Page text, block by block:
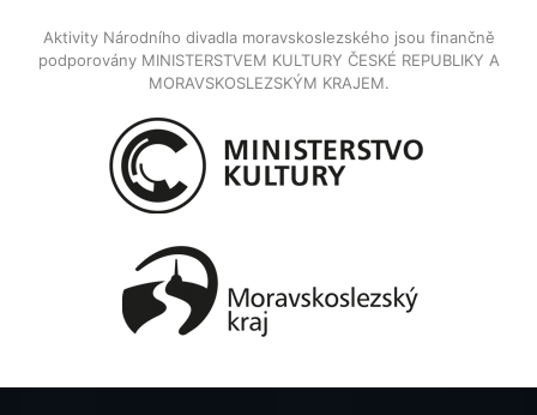
Aktivity Národního divadla moravskoslezského jsou finančně
podporovány MINISTERSTVEM KULTURY ČESKÉ REPUBLIKY A
MORAVSKOSLEZSKÝM KRAJEM.